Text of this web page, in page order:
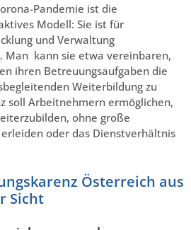
Pandemie ist die
Modell: Sie ist für
und Verwaltung
Man kann sie etwa vereinbaren,
ihren Betreuungsaufgaben die
Weiterbildung zu
soll Arbeitnehmern ermöglichen,
ohne große
oder das Dienstverhältnis
Österreich aus
Sicht